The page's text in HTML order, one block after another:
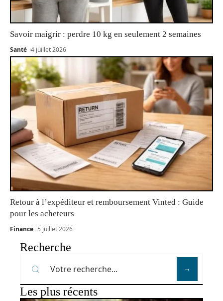
Savoir maigrir : perdre 10 kg en seulement 2 semaines
Santé 4 juillet 2026
Retour à l’expéditeur et remboursement Vinted : Guide
pour les acheteurs
Finance 5 juillet 2026
Recherche
Les plus récents